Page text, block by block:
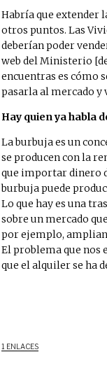
Habría que extender
otros puntos. Las
deberían poder
web del Ministerio
encuentras es cómo
pasarla al mercado y
Hay quien ya habla
La burbuja es un
se producen con la
que importar dinero
burbuja puede
Lo que hay es una
sobre un mercado
por ejemplo,
El problema que nos
que el alquiler se ha
1 ENLACES